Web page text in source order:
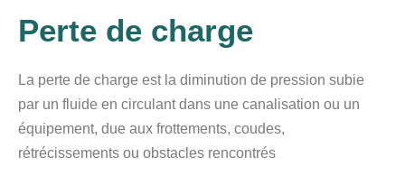
Perte de charge
La perte de charge est la diminution de pression subie
par un fluide en circulant dans une canalisation ou un
équipement, due aux frottements, coudes,
rétrécissements ou obstacles rencontrés